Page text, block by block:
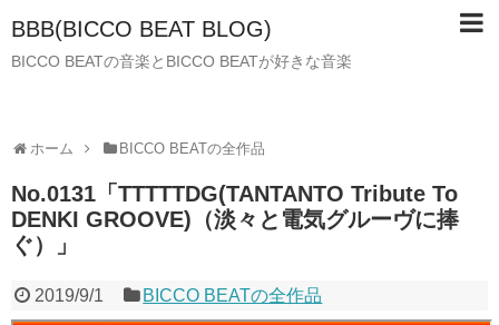
BBB(BICCO BEAT BLOG)
BICCO BEATの音楽とBICCO BEATが好きな音楽
ホーム BICCO BEATの全作品
No.0131「TTTTTDG(TANTANTO Tribute To
DENKI GROOVE)（淡々と電気グルーヴに捧
ぐ）」
2019/9/1 BICCO BEATの全作品